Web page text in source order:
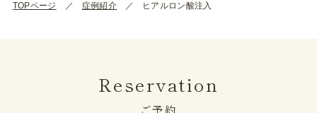
TOPページ 症例紹介 ヒアルロン酸注入
Reservation
ご予約